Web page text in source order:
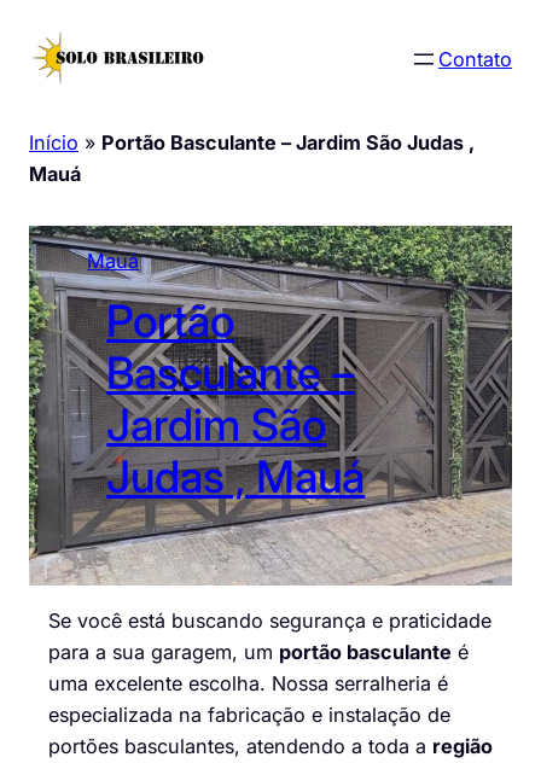
para
Contato
Início » Portão Basculante – Jardim São Judas ,
Mauá
Mauá
Portão
Basculante –
Jardim São
Judas , Mauá
Se você está buscando segurança e praticidade
para a sua garagem, um portão basculante é
uma excelente escolha. Nossa serralheria é
especializada na fabricação e instalação de
portões basculantes, atendendo a toda a região